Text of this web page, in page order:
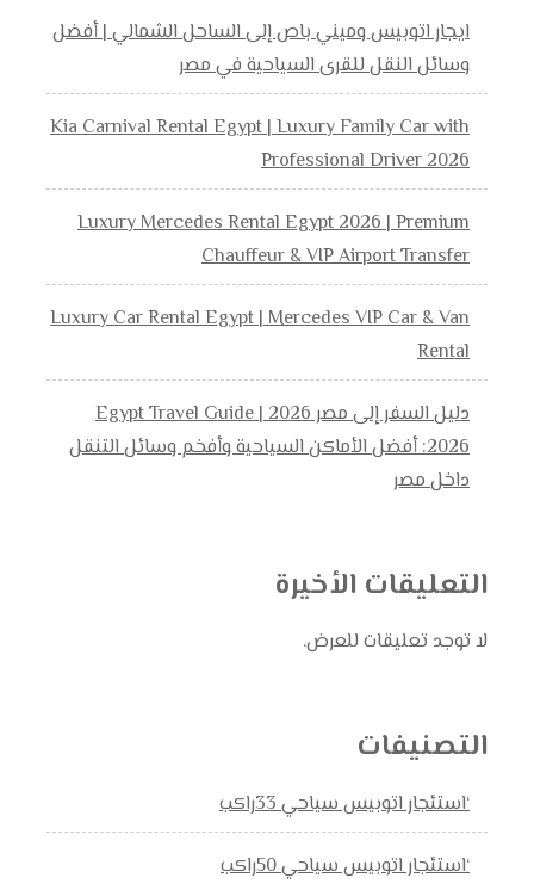
ايجار اتوبيس وميني باص إلى الساحل الشمالي | أفضل
وسائل النقل للقرى السياحية في مصر
Kia Carnival Rental Egypt | Luxury Family Car with
Professional Driver 2026
Luxury Mercedes Rental Egypt 2026 | Premium
Chauffeur & VIP Airport Transfer
Luxury Car Rental Egypt | Mercedes VIP Car & Van
Rental
دليل السفر إلى مصر 2026 | Egypt Travel Guide
2026: أفضل الأماكن السياحية وأفخم وسائل التنقل
داخل مصر
التعليقات الأخيرة
لا توجد تعليقات للعرض.
التصنيفات
‘استئجار اتوبيس سياحي 33راكب
‘استئجار اتوبيس سياحي 50راكب